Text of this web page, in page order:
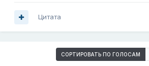
Цитата
СОРТИРОВАТЬ ПО ГОЛОСАМ